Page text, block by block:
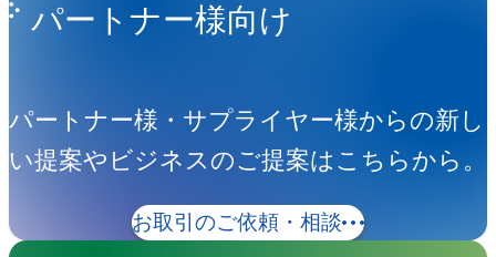
パートナー様向け
パートナー様・サプライヤー様からの新し
い提案やビジネスのご提案はこちらから。
お取引のご依頼・相談